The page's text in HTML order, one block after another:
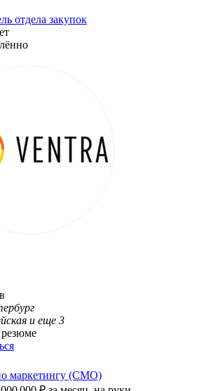
отдела закупок
и еще 3
маркетингу (CMO)